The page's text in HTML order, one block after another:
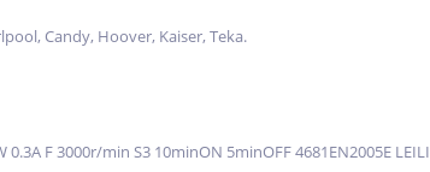
Candy, Hoover, Kaiser, Teka.
F 3000r/min S3 10minON 5minOFF 4681EN2005E LEILI